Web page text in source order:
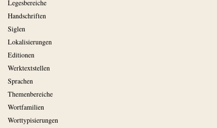
Legesbereiche
Handschriften
Siglen
Lokalisierungen
Editionen
Werktextstellen
Sprachen
Themenbereiche
Wortfamilien
Worttypisierungen